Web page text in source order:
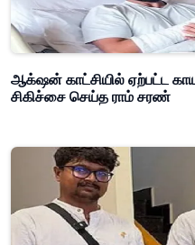
ஆக்‌ஷன் காட்சியில் ஏற்பட்ட
சிகிச்சை செய்த ராம் சரண்